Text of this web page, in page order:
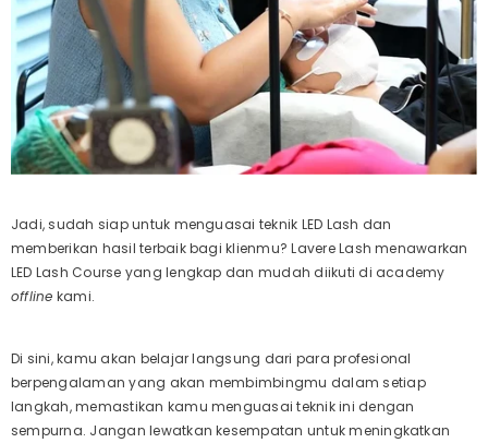
Jadi, sudah siap untuk menguasai teknik LED Lash dan
memberikan hasil terbaik bagi klienmu? Lavere Lash menawarkan
LED Lash Course yang lengkap dan mudah diikuti di academy
offline kami.
Di sini, kamu akan belajar langsung dari para profesional
berpengalaman yang akan membimbingmu dalam setiap
langkah, memastikan kamu menguasai teknik ini dengan
sempurna. Jangan lewatkan kesempatan untuk meningkatkan